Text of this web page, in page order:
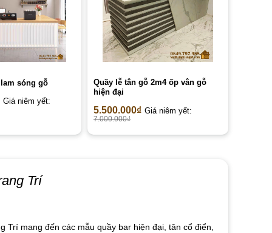
sóng gỗ
Giá niêm yết:
Quầy lễ tân gỗ 2m4 ốp vân gỗ
hiện đại
5.500.000₫ Giá niêm yết:
7.000.000₫
Trí
mang đến các mẫu quầy bar hiện đại, tân cổ điển,